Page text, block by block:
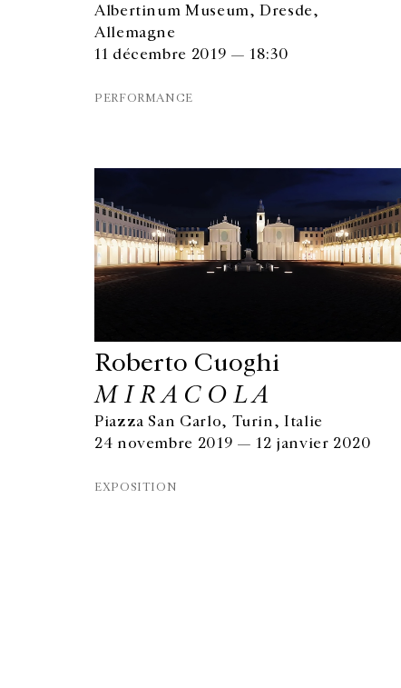
Albertinum Museum, Dresde,
Allemagne
11 décembre 2019 — 18:30
PERFORMANCE
Roberto Cuoghi
M I R A C O L A
Piazza San Carlo, Turin, Italie
24 novembre 2019 — 12 janvier 2020
EXPOSITION
GALERIE CHANTAL CROUSEL
+33 1 42 77 38 87